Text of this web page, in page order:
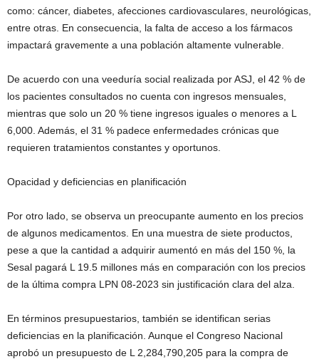
como: cáncer, diabetes, afecciones cardiovasculares, neurológicas,
entre otras. En consecuencia, la falta de acceso a los fármacos
impactará gravemente a una población altamente vulnerable.
De acuerdo con una veeduría social realizada por ASJ, el 42 % de
los pacientes consultados no cuenta con ingresos mensuales,
mientras que solo un 20 % tiene ingresos iguales o menores a L
6,000. Además, el 31 % padece enfermedades crónicas que
requieren tratamientos constantes y oportunos.
Opacidad y deficiencias en planificación
Por otro lado, se observa un preocupante aumento en los precios
de algunos medicamentos. En una muestra de siete productos,
pese a que la cantidad a adquirir aumentó en más del 150 %, la
Sesal pagará L 19.5 millones más en comparación con los precios
de la última compra LPN 08-2023 sin justificación clara del alza.
En términos presupuestarios, también se identifican serias
deficiencias en la planificación. Aunque el Congreso Nacional
aprobó un presupuesto de L 2,284,790,205 para la compra de